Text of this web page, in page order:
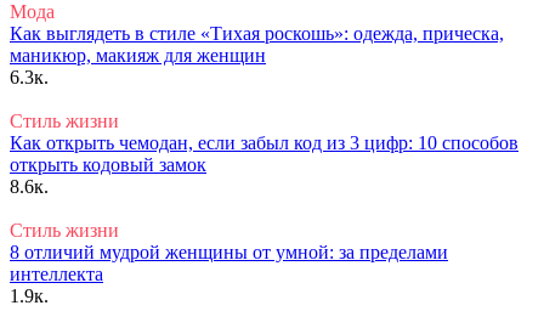
Мода
Как выглядеть в стиле «Тихая роскошь»: одежда, прическа,
маникюр, макияж для женщин
6.3к.
Стиль жизни
Как открыть чемодан, если забыл код из 3 цифр: 10 способов
открыть кодовый замок
8.6к.
Стиль жизни
8 отличий мудрой женщины от умной: за пределами
интеллекта
1.9к.